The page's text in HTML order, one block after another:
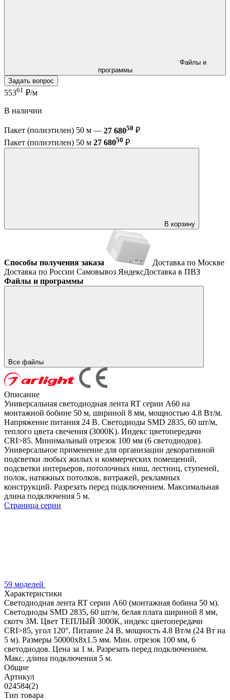
программы
Задать вопрос
55361 ₽/м
В наличии
Пакет (полиэтилен) 50 м — 27 68050 ₽
Пакет (полиэтилен) 50 м 27 68050 ₽
В корзину
Способы получения заказа
Доставка по Москве
Доставка по России Самовывоз ЯндексДоставка в ПВЗ
Файлы и программы
Все файлы
Описание
Универсальная светодиодная лента RT серии A60 на
монтажной бобине 50 м, шириной 8 мм, мощностью 4.8 Вт/м.
Напряжение питания 24 В. Светодиоды SMD 2835, 60 шт/м,
теплого цвета свечения (3000K). Индекс цветопередачи
CRI>85. Минимальный отрезок 100 мм (6 светодиодов).
Универсальное применение для организации декоративной
подсветки любых жилых и коммерческих помещений,
подсветки интерьеров, потолочных ниш, лестниц, ступеней,
полок, натяжных потолков, витражей, рекламных
конструкций. Разрезать перед подключением. Максимальная
длина подключения 5 м.
Страница серии
59 моделей
Характеристики
Светодиодная лента RT серии A60 (монтажная бобина 50 м).
Светодиоды SMD 2835, 60 шт/м, белая плата шириной 8 мм,
скотч 3M. Цвет ТЕПЛЫЙ 3000K, индекс цветопередачи
CRI>85, угол 120°. Питание 24 В, мощность 4.8 Вт/м (24 Вт на
5 м). Размеры 50000x8x1.5 мм. Мин. отрезок 100 мм, 6
светодиодов. Цена за 1 м. Разрезать перед подключением.
Макс. длина подключения 5 м.
Общие
Артикул
024584(2)
Тип товара